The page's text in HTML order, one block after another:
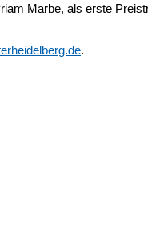
Marbe, als erste
.